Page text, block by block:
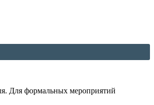
Для формальных мероприятий